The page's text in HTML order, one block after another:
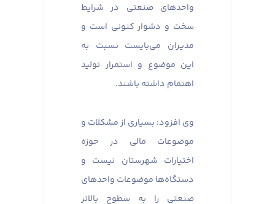
واحدهای صنعتی در شرایط
سخت و دشوار کنونی است و
مدیران می‌بایست نسبت به
این موضوع و استمرار تولید
اهتمام داشته باشند.
وی افزود: بسیاری از مشکلات و
موضوعات مالی در حوزه
اختیارات شهرستان نیست و
دستگاه‌ها موضوعات واحدهای
صنعتی را به سطوح بالاتر